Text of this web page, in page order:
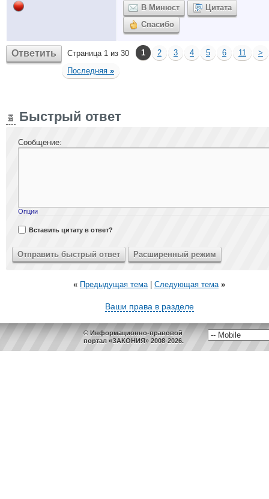
В Минюст
Цитата
Спасибо
Ответить Страница 1 из 30 1 2 3 4 5 6 11
>
Последняя »
Быстрый ответ
Сообщение:
Опции
Вставить цитату в ответ?
« Предыдущая тема| Следующая тема »
Ваши права в разделе
© Информационно-правовой
портал «ЗАКОНИЯ» 2008-2026.